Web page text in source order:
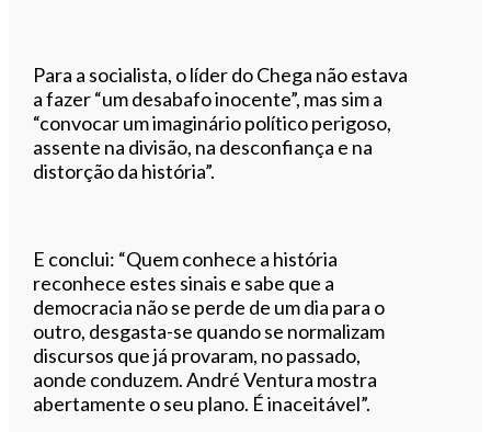
Para a socialista, o líder do Chega não estava
a fazer “um desabafo inocente”, mas sim a
“convocar um imaginário político perigoso,
assente na divisão, na desconfiança e na
distorção da história”.
E conclui: “Quem conhece a história
reconhece estes sinais e sabe que a
democracia não se perde de um dia para o
outro, desgasta-se quando se normalizam
discursos que já provaram, no passado,
aonde conduzem. André Ventura mostra
abertamente o seu plano. É inaceitável”.